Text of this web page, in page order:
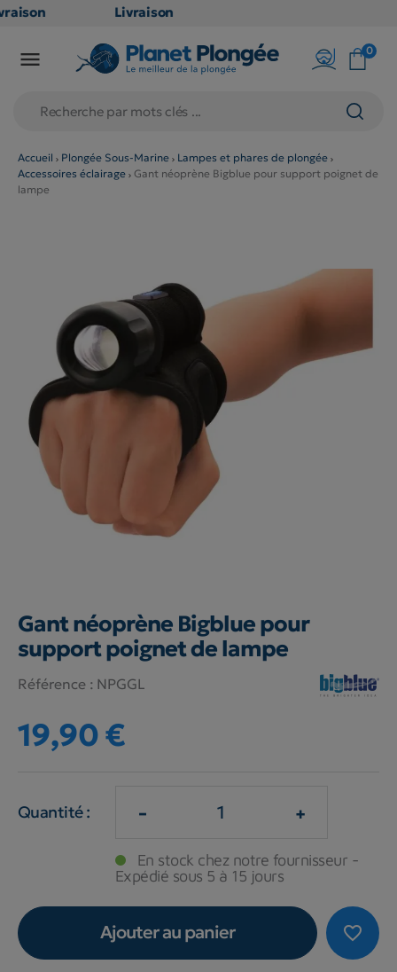
Livraison
en point
79€
(hors
produits
 0
Accueil Plongée Sous-Marine
Lampes et phares de plongée
Accessoires éclairage
Gant néoprène Bigblue pour support poignet de
lampe
Gant néoprène Bigblue pour
support poignet de lampe
Référence : NPGGL
19,90 €
Quantité : - +
En stock chez notre fournisseur -
Expédié sous 5 à 15 jours
favorite_border
Ajouter au panier